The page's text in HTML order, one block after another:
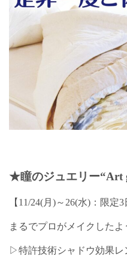
★瞳のジュエリー“Art
【11/24(月)～26(水)：限定3
まるでプロがメイクした
▷特許技術シャドウ効果レ